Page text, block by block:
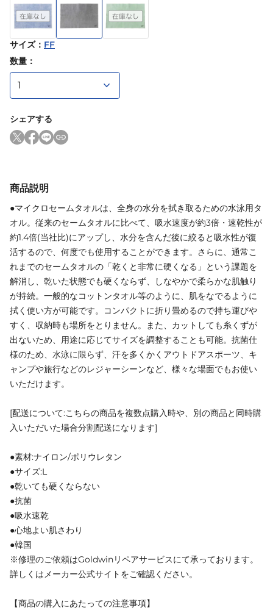
サイズ： FF
数量：
シェアする
商品説明
●マイクロセームタオルは、全身の水分を拭き取るための水泳用タ
オル。従来のセームタオルに比べて、吸水速度が約3倍・速乾性が
約1.4倍(当社比)にアップし、水分を含んだ後に絞ると吸水性が復
活するので、何度でも使用することができます。さらに、通常こ
れまでのセームタオルの「乾くと非常に硬くなる」という課題を
解消し、乾いた状態でも硬くならず、しなやかで柔らかな肌触り
が持続。一般的なコットンタオル等のように、肌をなでるように
拭く使い方が可能です。コンパクトに折り畳めるので持ち運びや
すく、収納時も場所をとりません。また、カットしても糸くずが
出ないため、用途に応じてサイズを調整することも可能。抗菌仕
様のため、水泳に限らず、汗を多くかくアウトドアスポーツ、キ
ャンプや旅行などのレジャーシーンなど、様々な場面でもお使い
いただけます。
[配送について:こちらの商品を複数点購入時や、別の商品と同時購
入いただいた場合分割配送になります]
●素材:ナイロン/ポリウレタン
●サイズ:L
●乾いても硬くならない
●抗菌
●吸水速乾
●心地よい肌さわり
●韓国
※修理のご依頼はGoldwinリペアサービスにて承っております。
詳しくはメーカー公式サイトをご確認ください。
【商品の購入にあたっての注意事項】